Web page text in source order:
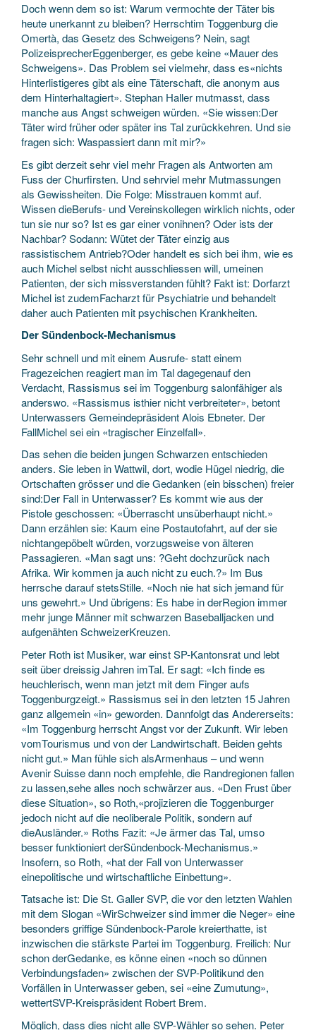
Doch wenn dem so ist: Warum vermochte der Täter bis
heute unerkannt zu bleiben? Herrschtim Toggenburg die
Omertà, das Gesetz des Schweigens? Nein, sagt
PolizeisprecherEggenberger, es gebe keine «Mauer des
Schweigens». Das Problem sei vielmehr, dass es«nichts
Hinterlistigeres gibt als eine Täterschaft, die anonym aus
dem Hinterhaltagiert». Stephan Haller mutmasst, dass
manche aus Angst schweigen würden. «Sie wissen:Der
Täter wird früher oder später ins Tal zurückkehren. Und sie
fragen sich: Waspassiert dann mit mir?»
Es gibt derzeit sehr viel mehr Fragen als Antworten am
Fuss der Churfirsten. Und sehrviel mehr Mutmassungen
als Gewissheiten. Die Folge: Misstrauen kommt auf.
Wissen dieBerufs- und Vereinskollegen wirklich nichts, oder
tun sie nur so? Ist es gar einer vonihnen? Oder ists der
Nachbar? Sodann: Wütet der Täter einzig aus
rassistischem Antrieb?Oder handelt es sich bei ihm, wie es
auch Michel selbst nicht ausschliessen will, umeinen
Patienten, der sich missverstanden fühlt? Fakt ist: Dorfarzt
Michel ist zudemFacharzt für Psychiatrie und behandelt
daher auch Patienten mit psychischen Krankheiten.
Der Sündenbock-Mechanismus
Sehr schnell und mit einem Ausrufe- statt einem
Fragezeichen reagiert man im Tal dagegenauf den
Verdacht, Rassismus sei im Toggenburg salonfähiger als
anderswo. «Rassismus isthier nicht verbreiteter», betont
Unterwassers Gemeindepräsident Alois Ebneter. Der
FallMichel sei ein «tragischer Einzelfall».
Das sehen die beiden jungen Schwarzen entschieden
anders. Sie leben in Wattwil, dort, wodie Hügel niedrig, die
Ortschaften grösser und die Gedanken (ein bisschen) freier
sind:Der Fall in Unterwasser? Es kommt wie aus der
Pistole geschossen: «Überrascht unsüberhaupt nicht.»
Dann erzählen sie: Kaum eine Postautofahrt, auf der sie
nichtangepöbelt würden, vorzugsweise von älteren
Passagieren. «Man sagt uns: ?Geht dochzurück nach
Afrika. Wir kommen ja auch nicht zu euch.?» Im Bus
herrsche darauf stetsStille. «Noch nie hat sich jemand für
uns gewehrt.» Und übrigens: Es habe in derRegion immer
mehr junge Männer mit schwarzen Baseballjacken und
aufgenähten SchweizerKreuzen.
Peter Roth ist Musiker, war einst SP-Kantonsrat und lebt
seit über dreissig Jahren imTal. Er sagt: «Ich finde es
heuchlerisch, wenn man jetzt mit dem Finger aufs
Toggenburgzeigt.» Rassismus sei in den letzten 15 Jahren
ganz allgemein «in» geworden. Dannfolgt das Andererseits:
«Im Toggenburg herrscht Angst vor der Zukunft. Wir leben
vomTourismus und von der Landwirtschaft. Beiden gehts
nicht gut.» Man fühle sich alsArmenhaus – und wenn
Avenir Suisse dann noch empfehle, die Randregionen fallen
zu lassen,sehe alles noch schwärzer aus. «Den Frust über
diese Situation», so Roth,«projizieren die Toggenburger
jedoch nicht auf die neoliberale Politik, sondern auf
dieAusländer.» Roths Fazit: «Je ärmer das Tal, umso
besser funktioniert derSündenbock-Mechanismus.»
Insofern, so Roth, «hat der Fall von Unterwasser
einepolitische und wirtschaftliche Einbettung».
Tatsache ist: Die St. Galler SVP, die vor den letzten Wahlen
mit dem Slogan «WirSchweizer sind immer die Neger» eine
besonders griffige Sündenbock-Parole kreierthatte, ist
inzwischen die stärkste Partei im Toggenburg. Freilich: Nur
schon derGedanke, es könne einen «noch so dünnen
Verbindungsfaden» zwischen der SVP-Politikund den
Vorfällen in Unterwasser geben, sei «eine Zumutung»,
wettertSVP-Kreispräsident Robert Brem.
Möglich, dass dies nicht alle SVP-Wähler so sehen. Peter